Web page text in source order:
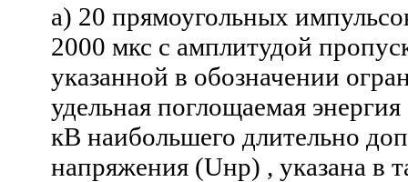
а) 20 прямоугольных
2000 мкс с амплитудой
указанной в обозначении
удельная поглощаемая
кВ наибольшего длительно
напряжения (Uнр) , указана в